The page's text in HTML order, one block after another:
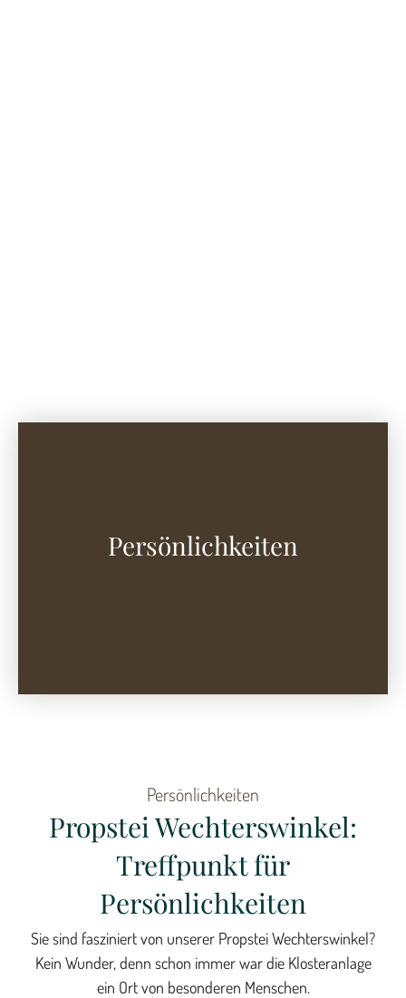
Persönlichkeiten
Persönlichkeiten
Propstei Wechterswinkel:
Treffpunkt für
Persönlichkeiten
Sie sind fasziniert von unserer Propstei Wechterswinkel?
Kein Wunder, denn schon immer war die Klosteranlage
ein Ort von besonderen Menschen.